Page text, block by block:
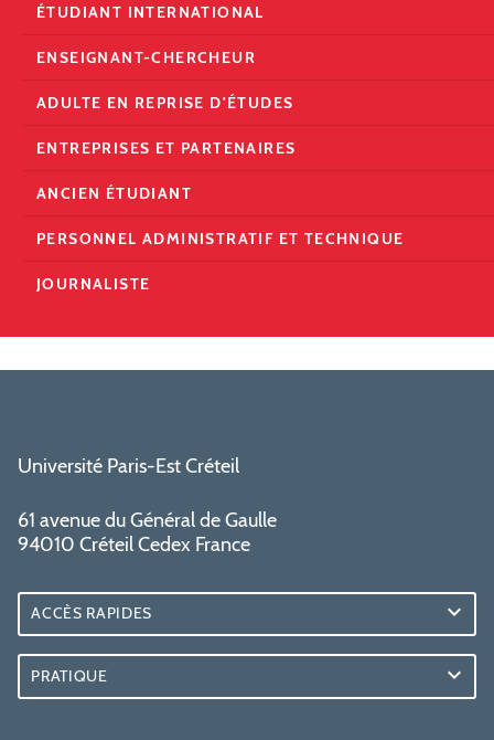
ÉTUDIANT INTERNATIONAL
ENSEIGNANT-CHERCHEUR
ADULTE EN REPRISE D'ÉTUDES
ENTREPRISES ET PARTENAIRES
ANCIEN ÉTUDIANT
PERSONNEL ADMINISTRATIF ET TECHNIQUE
JOURNALISTE
Université Paris-Est Créteil
61 avenue du Général de Gaulle
94010 Créteil Cedex France
ACCÈS RAPIDES
PRATIQUE